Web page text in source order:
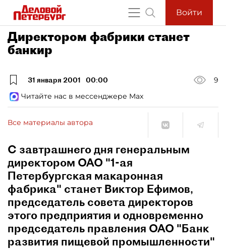
Войти
Директором фабрики станет
банкир
31 января 2001 00:00
9
Читайте нас в мессенджере Max
Все материалы автора
С завтрашнего дня генеральным
директором ОАО "1-ая
Петербургская макаронная
фабрика" станет Виктор Ефимов,
председатель совета директоров
этого предприятия и одновременно
председатель правления ОАО "Банк
развития пищевой промышленности"